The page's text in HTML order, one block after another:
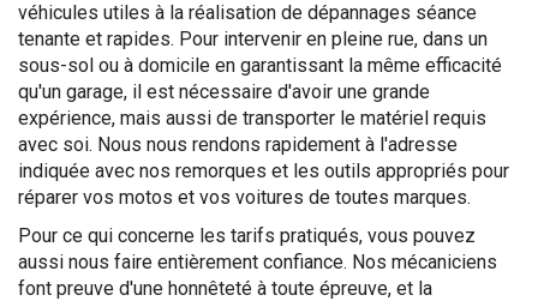
véhicules utiles à la réalisation de dépannages séance
tenante et rapides. Pour intervenir en pleine rue, dans un
sous-sol ou à domicile en garantissant la même efficacité
qu'un garage, il est nécessaire d'avoir une grande
expérience, mais aussi de transporter le matériel requis
avec soi. Nous nous rendons rapidement à l'adresse
indiquée avec nos remorques et les outils appropriés pour
réparer vos motos et vos voitures de toutes marques.
Pour ce qui concerne les tarifs pratiqués, vous pouvez
aussi nous faire entièrement confiance. Nos mécaniciens
font preuve d'une honnêteté à toute épreuve, et la